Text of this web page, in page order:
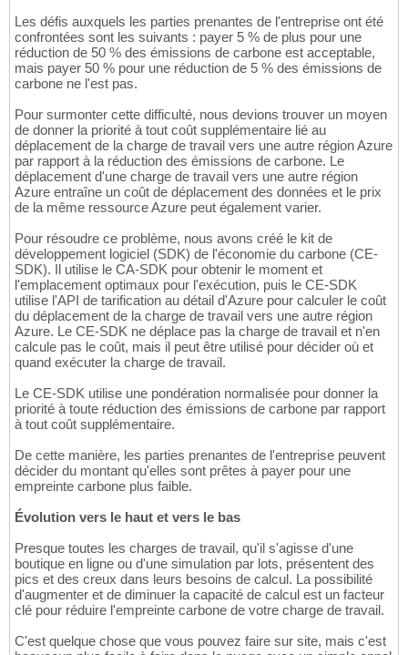
Les défis auxquels les parties prenantes de l'entreprise ont été
confrontées sont les suivants : payer 5 % de plus pour une
réduction de 50 % des émissions de carbone est acceptable,
mais payer 50 % pour une réduction de 5 % des émissions de
carbone ne l'est pas.
Pour surmonter cette difficulté, nous devions trouver un moyen
de donner la priorité à tout coût supplémentaire lié au
déplacement de la charge de travail vers une autre région Azure
par rapport à la réduction des émissions de carbone. Le
déplacement d'une charge de travail vers une autre région
Azure entraîne un coût de déplacement des données et le prix
de la même ressource Azure peut également varier.
Pour résoudre ce problème, nous avons créé le kit de
développement logiciel (SDK) de l'économie du carbone (CE-
SDK). Il utilise le CA-SDK pour obtenir le moment et
l'emplacement optimaux pour l'exécution, puis le CE-SDK
utilise l'API de tarification au détail d'Azure pour calculer le coût
du déplacement de la charge de travail vers une autre région
Azure. Le CE-SDK ne déplace pas la charge de travail et n'en
calcule pas le coût, mais il peut être utilisé pour décider où et
quand exécuter la charge de travail.
Le CE-SDK utilise une pondération normalisée pour donner la
priorité à toute réduction des émissions de carbone par rapport
à tout coût supplémentaire.
De cette manière, les parties prenantes de l'entreprise peuvent
décider du montant qu'elles sont prêtes à payer pour une
empreinte carbone plus faible.
Évolution vers le haut et vers le bas
Presque toutes les charges de travail, qu'il s'agisse d'une
boutique en ligne ou d'une simulation par lots, présentent des
pics et des creux dans leurs besoins de calcul. La possibilité
d'augmenter et de diminuer la capacité de calcul est un facteur
clé pour réduire l'empreinte carbone de votre charge de travail.
C'est quelque chose que vous pouvez faire sur site, mais c'est